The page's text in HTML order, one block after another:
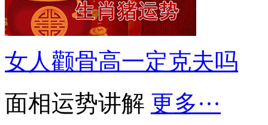
女人颧骨高一定克夫吗
面相运势讲解 更多···